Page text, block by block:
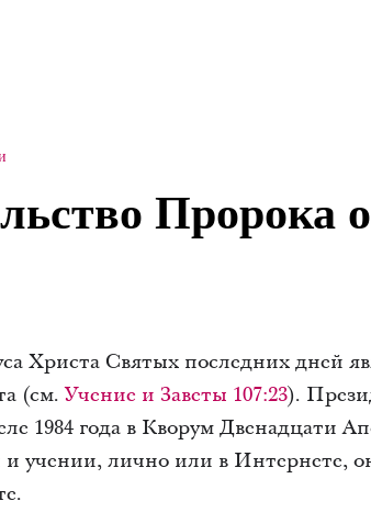
Пророка
Христа Святых последних дней
(см.Учение и Заветы 107:23).
1984 года в Кворум Двенадцати
и учении, лично или в Интернете,